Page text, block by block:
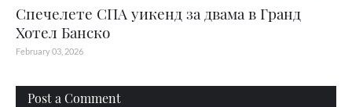
Спечелете СПА уикенд за двама в Гранд
Хотел Банско
February 03, 2026
Post a Comment